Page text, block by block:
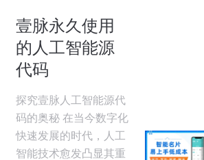
壹脉永久使用
的人工智能源
代码
探究壹脉人工智能源代
码的奥秘 在当今数字化
快速发展的时代，人工
智能技术愈发凸显其重